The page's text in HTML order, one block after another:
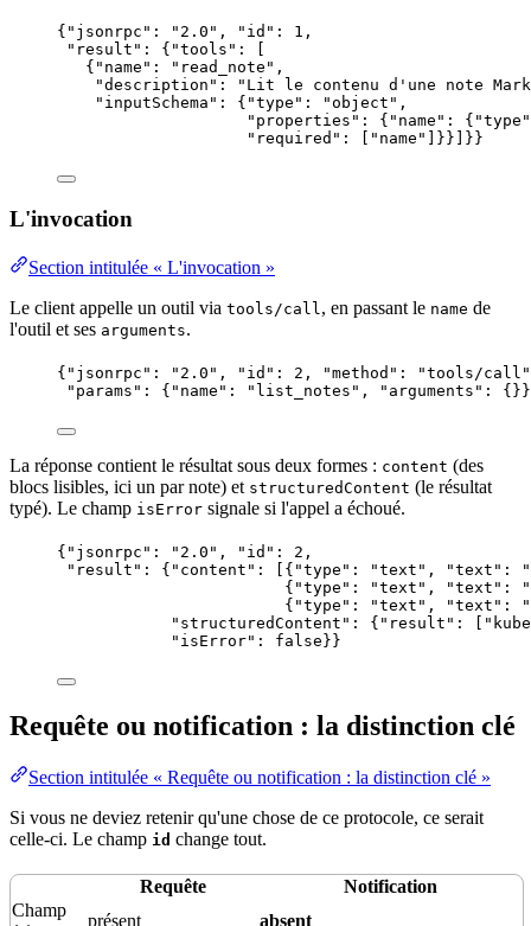
{ "jsonrpc" : " 2.0 " , "id" : 1 ,
"result" : { "tools" : [
{ "name" : " read_note " ,
"description" : " Lit le contenu d'une note
"inputSchema" : { "type" : "object " ,
"properties" : { "name" : { "type"
"required" : [ " name " ]}}]}}
L'invocation
Section intitulée « L'invocation »
Le client appelle un outil via tools/call , en passant le name de
l'outil et ses arguments.
{ "jsonrpc" : " 2.0 " , "id" : 2 , "method" : "tools/call "
"params" : { "name" : " list_notes " , "arguments" :
La réponse contient le résultat sous deux formes : content (des
blocs lisibles, ici un par note) et structuredContent (le résultat
typé). Le champ isError signale si l'appel a échoué.
{ "jsonrpc" : " 2.0 " , "id" : 2 ,
"result" : { "content" : [{ "type" : "text " , "text" :
"
{ "type" : "text " , "text" :
"
{ "type" : "text " , "text" :
"
"structuredContent" : { "result" : [ "
"isError" : false}}
Requête ou notification : la distinction clé
Section intitulée « Requête ou notification : la distinction clé »
Si vous ne deviez retenir qu'une chose de ce protocole, ce serait
celle-ci. Le champ id change tout.
Requête
Notification
Champ
présent absent